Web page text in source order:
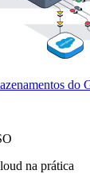
do
na prática